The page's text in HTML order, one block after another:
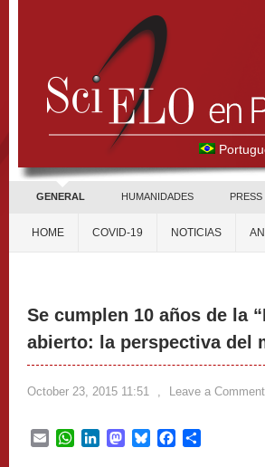
GENERAL HUMANIDADES PRESS
HOME COVID-19 NOTICIAS
Se cumplen 10 años de la
abierto: la perspectiva del
October 23, 2015 11:51 , Leave a Comment
EmailWhatsApp
LinkedInMastodon
BlueskyFacebook